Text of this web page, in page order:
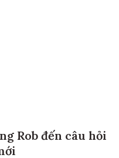
Rob đến câu hỏi